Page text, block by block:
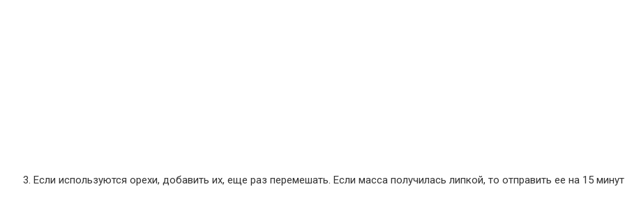
Если используются орехи, добавить их, еще раз перемешать. Если масса получилась липкой, то отправить ее на 15